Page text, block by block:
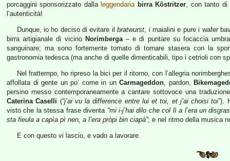
porcaggini sponsorizzato dalla leggendaria birra Köstritzer, con tanto
l’autenticità!
Dunque, io ho deciso di evitare ilbratwurst, i maialini e pure i wafer
birra artigianale di vicino Norimberga– e di puntare su focaccia
sanguinare; ma sono fortemente tornato di tornare stasera con la
gastronomia tedesca (ma anche di quelle dimenticabili, tipo i cetrioli con
Nel frattempo, ho ripreso la bici per il ritorno, con l’allegria
affollata di gente un po’ come in unCarmageddon, pardon,
persino messo contemporaneamente a cantare sottovoce una
Caterina Caselli (“j’ai vu la difference entre lui et toi, et j’ai choisi toi”).
visto che la stessa frase diventa “mi i-j’hai dilo che col lì a l’era un
sta fieula a capìa pì nen, a l’era pròpi bin ciapà”; e nel ritmo della musica
E con questo vi lascio, e vado a lavorare.